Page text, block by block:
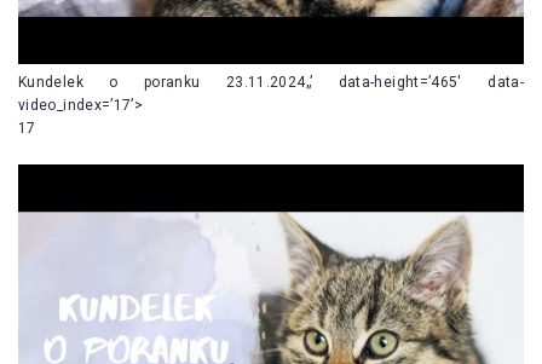
Kundelek o poranku 23.11.2024„’ data-height=’465′ data-
video_index=’17’>
17